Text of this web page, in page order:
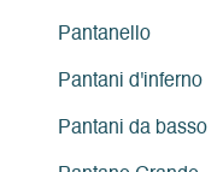
Pantanello
Pantani d'inferno
Pantani da basso